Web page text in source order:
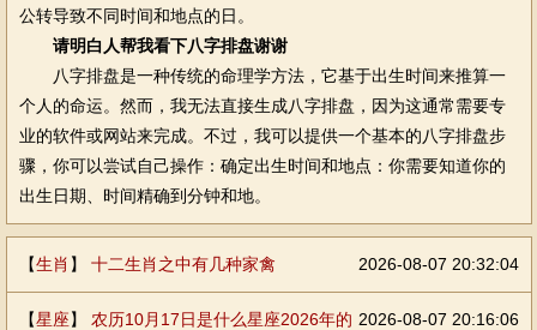
公转导致不同时间和地点的日。
请明白人帮我看下八字排盘谢谢
八字排盘是一种传统的命理学方法，它基于出生时间来推算一
个人的命运。然而，我无法直接生成八字排盘，因为这通常需要专
业的软件或网站来完成。不过，我可以提供一个基本的八字排盘步
骤，你可以尝试自己操作：确定出生时间和地点：你需要知道你的
出生日期、时间精确到分钟和地。
【生肖 】 十二生肖之中有几种家禽 2026-08-07 20:32:04
【星座】 农历10月17日是什么星座2026年的 2026-08-07 20:16:06